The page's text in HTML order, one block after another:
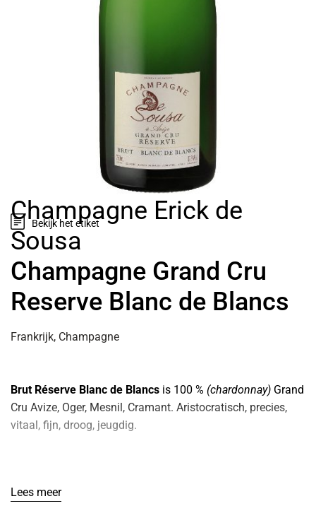
Bekijk het etiket
Champagne Erick de
Sousa
Champagne Grand Cru
Reserve Blanc de Blancs
Frankrijk, Champagne
Brut Réserve Blanc de Blancs is 100 % (chardonnay) Grand
Cru Avize, Oger, Mesnil, Cramant. Aristocratisch, precies,
vitaal, fijn, droog, jeugdig.
Lees meer